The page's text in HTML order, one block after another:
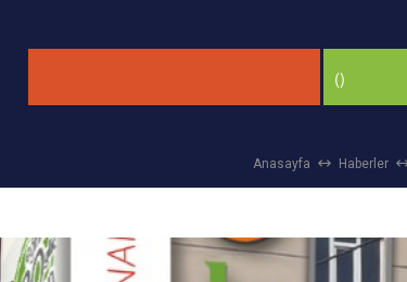
()
Anasayfa Haberler